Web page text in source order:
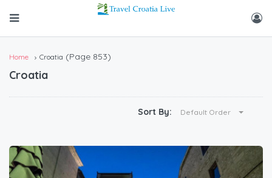
Home Croatia (Page 853)
Croatia
Sort By: Default Order